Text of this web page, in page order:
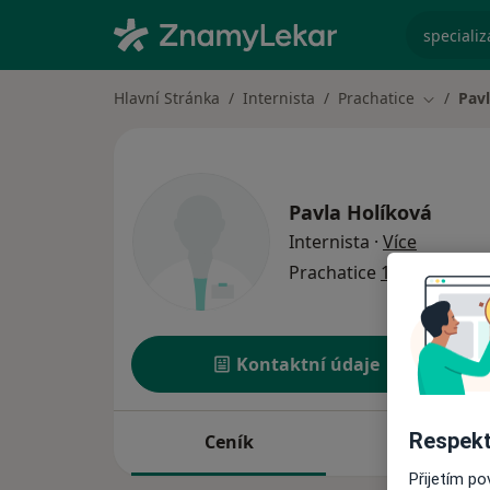
Hlavní Stránka Internista Prachatice Změna
Pavla Holíková
Internista · Víceo
Prachatice 1 adresa
Kontaktní údaje
Ceník Adresy
Přijetím